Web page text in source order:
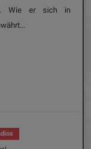
Wie er sich in